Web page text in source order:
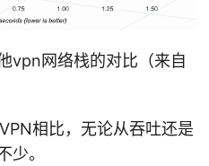
vpn网络栈的对比（来自
相比，无论从吞吐还是
少。